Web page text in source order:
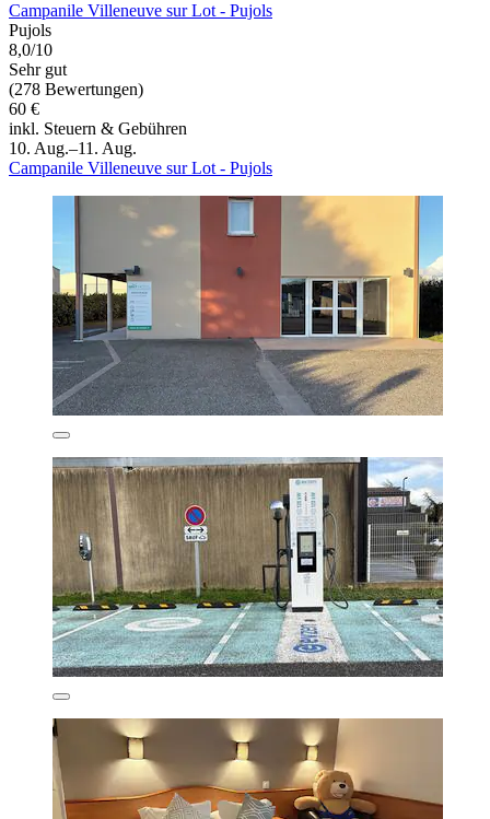
Campanile Villeneuve sur Lot - Pujols
Pujols
8,0/10
Sehr gut
(278 Bewertungen)
60 €
inkl. Steuern & Gebühren
10. Aug.–11. Aug.
Campanile Villeneuve sur Lot - Pujols